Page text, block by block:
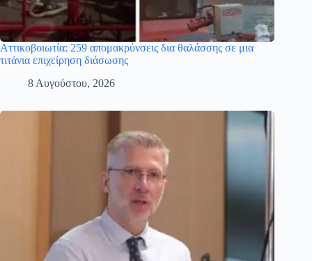
Αττικοβοιωτία: 259 απομακρύνσεις δια θαλάσσης σε μια
τιτάνια επιχείρηση διάσωσης
8 Αυγούστου, 2026